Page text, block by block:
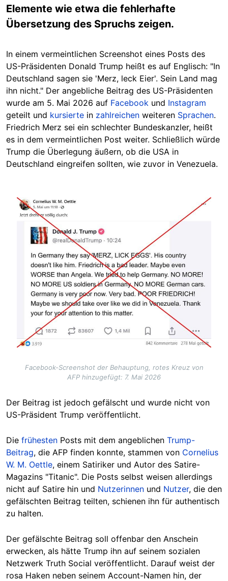
Elemente wie etwa die fehlerhafte
Übersetzung des Spruchs zeigen.
In einem vermeintlichen Screenshot eines Posts des
US-Präsidenten Donald Trump heißt es auf Englisch: "In
Deutschland sagen sie 'Merz, leck Eier'. Sein Land mag
ihn nicht." Der angebliche Beitrag des US-Präsidenten
wurde am 5. Mai 2026 auf Facebook und Instagram
geteilt und kursierte in zahlreichen weiteren Sprachen.
Friedrich Merz sei ein schlechter Bundeskanzler, heißt
es in dem vermeintlichen Post weiter. Schließlich würde
Trump die Überlegung äußern, ob die USA in
Deutschland eingreifen sollten, wie zuvor in Venezuela.
Image
Facebook-Screenshot der Behauptung, rotes Kreuz von
AFP hinzugefügt: 7. Mai 2026
Der Beitrag ist jedoch gefälscht und wurde nicht von
US-Präsident Trump veröffentlicht.
Die frühesten Posts mit dem angeblichen Trump-
Beitrag, die AFP finden konnte, stammen von Cornelius
W. M. Oettle, einem Satiriker und Autor des Satire-
Magazins "Titanic". Die Posts selbst weisen allerdings
nicht auf Satire hin und Nutzerinnen und Nutzer, die den
gefälschten Beitrag teilten, schienen ihn für authentisch
zu halten.
Der gefälschte Beitrag soll offenbar den Anschein
erwecken, als hätte Trump ihn auf seinem sozialen
Netzwerk Truth Social veröffentlicht. Darauf weist der
rosa Haken neben seinem Account-Namen hin, der